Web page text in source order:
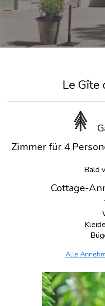
Le Gîte
Zimmer für 4
Bald
Cottage-
Alle